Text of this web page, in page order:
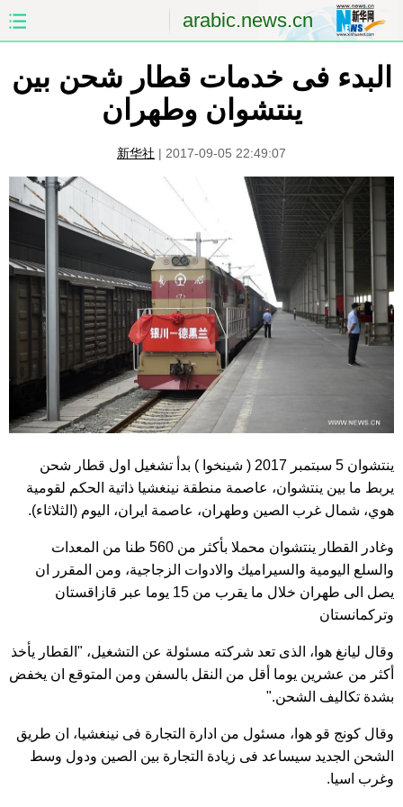
arabic.news.cn
الصين الصفحة الأولى
الشرق الأوسط العالم
الاقتصاد الصين والعالم العربي
العلوم والصحة الثقافة والتعليم
الرياضة السياحة والبيئة
مؤتمر صحفى للخارجية الصور
البدء فى خدمات قطار شحن بين
ينتشوان وطهران
新华社 | 2017-09-05 22:49:07
ينتشوان 5 سبتمبر 2017 ( شينخوا ) بدأ تشغيل اول قطار شحن
يربط ما بين ينتشوان، عاصمة منطقة نينغشيا ذاتية الحكم لقومية
هوي، شمال غرب الصين وطهران، عاصمة ايران، اليوم (الثلاثاء).
وغادر القطار ينتشوان محملا بأكثر من 560 طنا من المعدات
والسلع اليومية والسيراميك والادوات الزجاجية، ومن المقرر ان
يصل الى طهران خلال ما يقرب من 15 يوما عبر قازاقستان
وتركمانستان
وقال ليانغ هوا، الذى تعد شركته مسئولة عن التشغيل، "القطار يأخذ
أكثر من عشرين يوما أقل من النقل بالسفن ومن المتوقع ان يخفض
بشدة تكاليف الشحن."
وقال كونج قو هوا، مسئول من ادارة التجارة فى نينغشيا، ان طريق
الشحن الجديد سيساعد فى زيادة التجارة بين الصين ودول وسط
وغرب اسيا.